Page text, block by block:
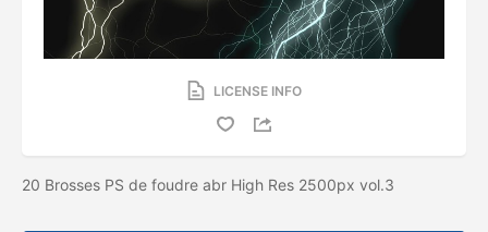
LICENSE INFO
20 Brosses PS de foudre abr High Res 2500px vol.3